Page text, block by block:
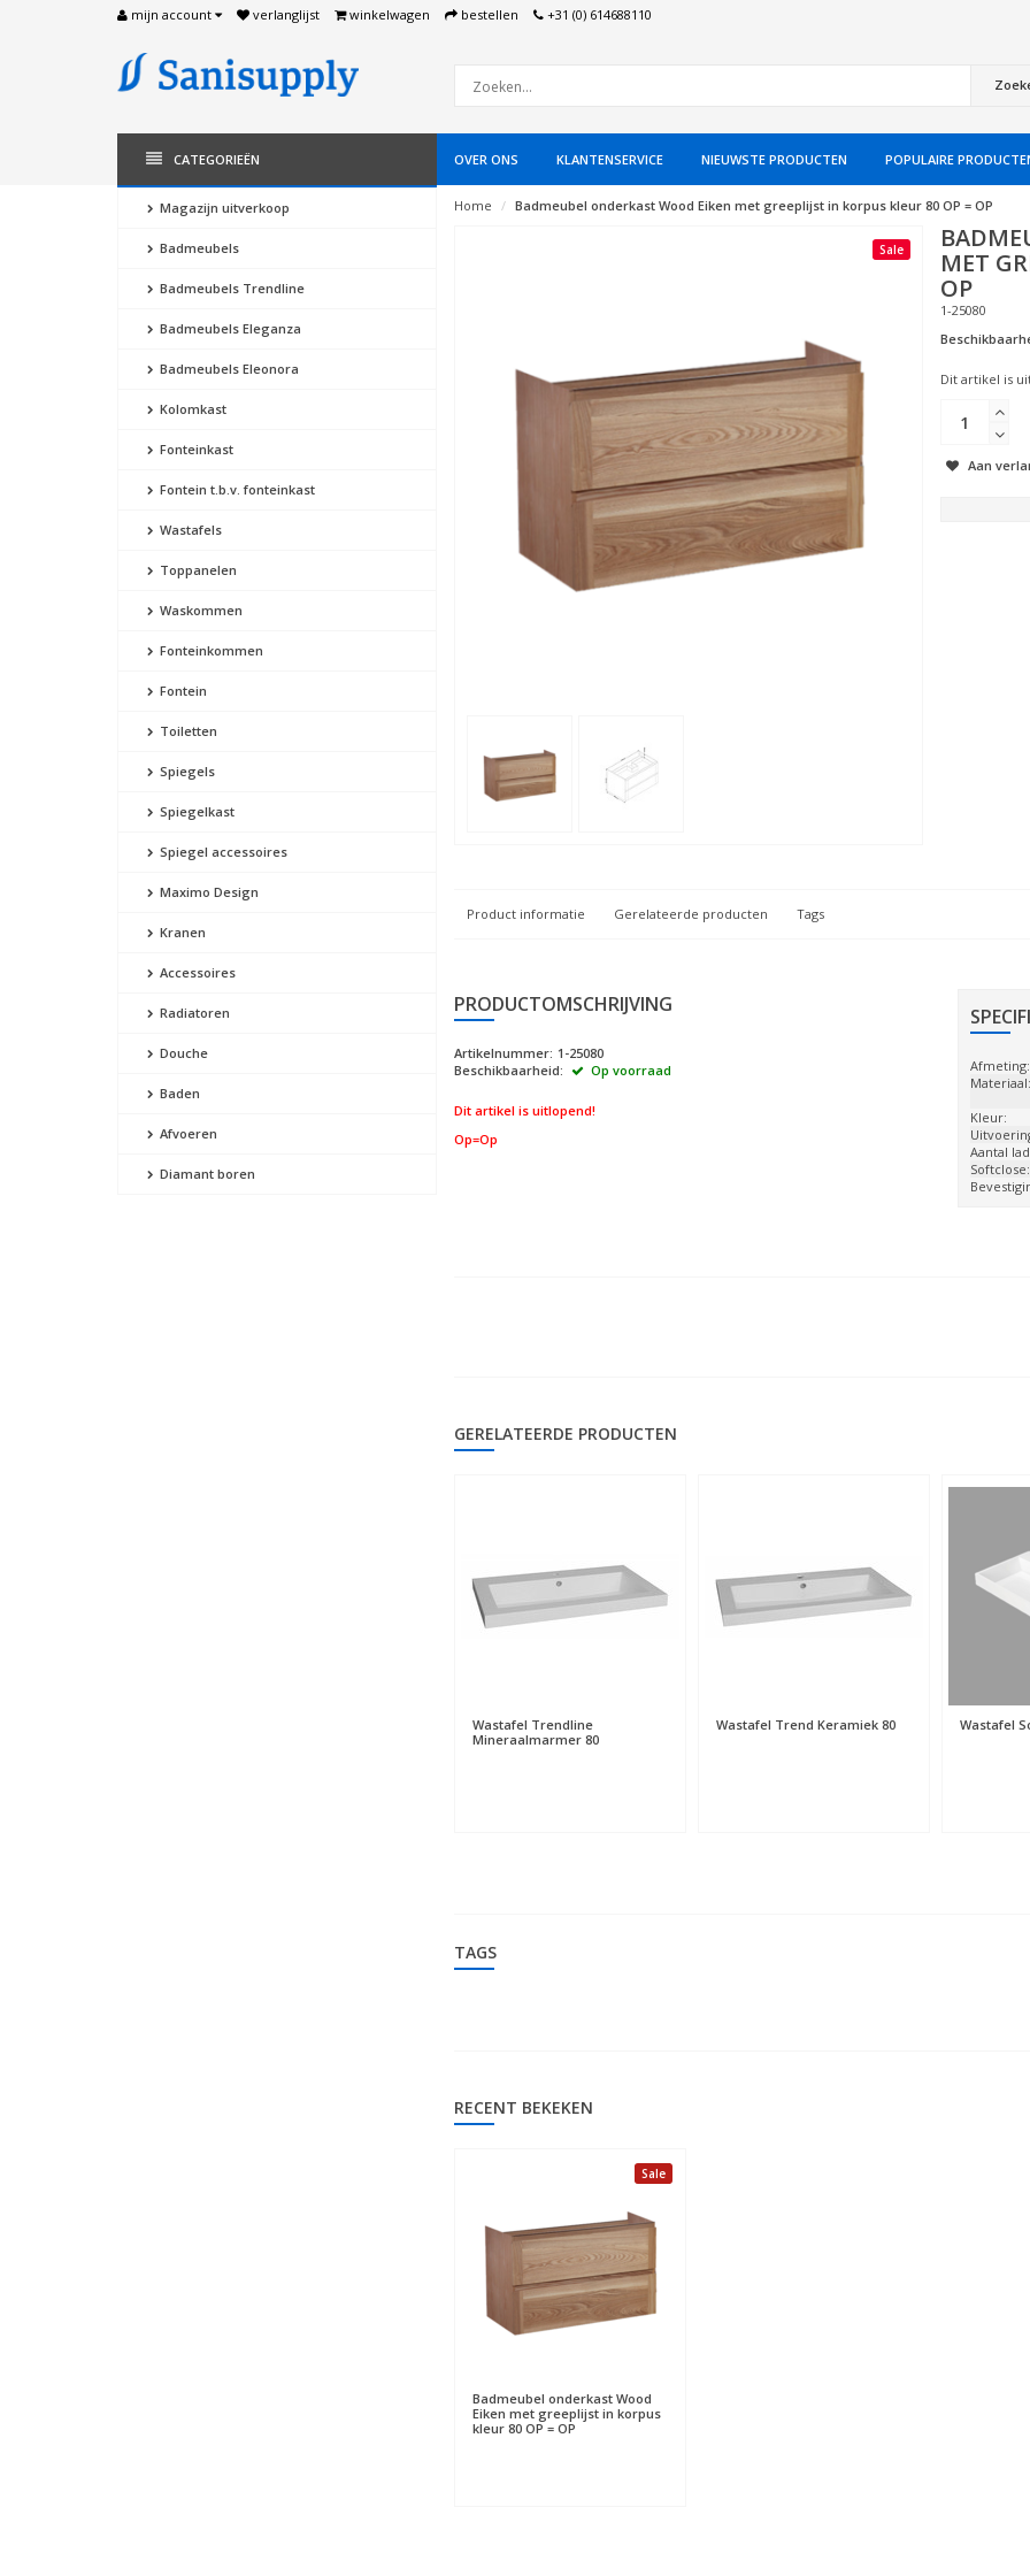
mijn account verlanglijst winkelwagen bestellen +31 (0) 614688110
CATEGORIEËN OVER ONS KLANTENSERVICE NIEUWSTE PRODUCTEN POPULAIRE
Magazijn uitverkoop
Badmeubels
Badmeubels Trendline
Badmeubels Eleganza
Badmeubels Eleonora
Kolomkast
Fonteinkast
Fontein t.b.v. fonteinkast
Wastafels
Toppanelen
Waskommen
Fonteinkommen
Fontein
Toiletten
Spiegels
Spiegelkast
Spiegel accessoires
Maximo Design
Kranen
Accessoires
Radiatoren
Douche
Baden
Afvoeren
Diamant boren
Home Badmeubel onderkast Wood Eiken met greeplijst in korpus kleur 80 OP = OP
Sale
MET
OP
1-25080
Dit artikel is
Aan
Product informatie Gerelateerde producten Tags
PRODUCTOMSCHRIJVING
Artikelnummer: 1-25080
Beschikbaarheid:
Op voorraad
Dit artikel is uitlopend!
Op=Op
Afmeting:
Materiaal:
Kleur:
Aantal
Softclose:
GERELATEERDE PRODUCTEN
Wastafel Trendline
Mineraalmarmer 80
Wastafel Trend Keramiek 80 Wastafel
TAGS
RECENT BEKEKEN
Sale
Badmeubel onderkast Wood
Eiken met greeplijst in korpus
kleur 80 OP = OP